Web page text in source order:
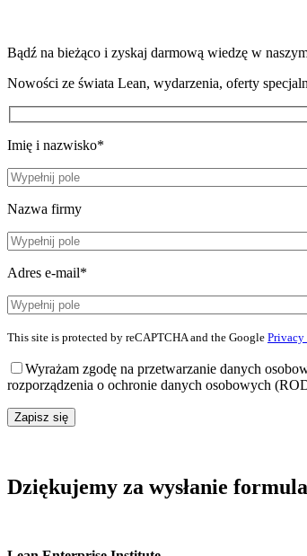
Bądź na bieżąco i zyskaj darmową wiedzę w
Nowości ze świata Lean, wydarzenia, oferty
Imię i nazwisko*
Nazwa firmy
Adres e-mail*
This site is protected by reCAPTCHA and the Google
Wyrażam zgodę na przetwarzanie danych
rozporządzenia o ochronie danych osobowych
Zapisz się
Dziękujemy za wysłanie